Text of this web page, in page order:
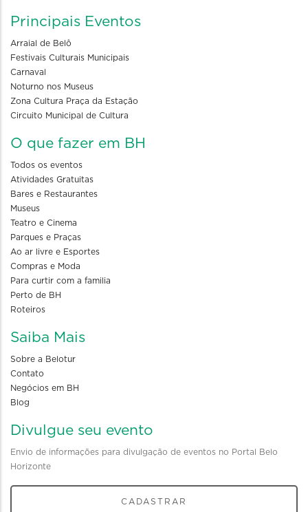
Principais Eventos
Arraial de Belô
Festivais Culturais Municipais
Carnaval
Noturno nos Museus
Zona Cultura Praça da Estação
Circuito Municipal de Cultura
O que fazer em BH
Todos os eventos
Atividades Gratuitas
Bares e Restaurantes
Museus
Teatro e Cinema
Parques e Praças
Ao ar livre e Esportes
Compras e Moda
Para curtir com a familia
Perto de BH
Roteiros
Saiba Mais
Sobre a Belotur
Contato
Negócios em BH
Blog
Divulgue seu evento
Envio de informações para divulgação de eventos no Portal Belo
Horizonte
CADASTRAR